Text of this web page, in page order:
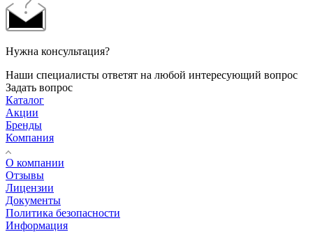
Нужна консультация?
Наши специалисты ответят на любой интересующий вопрос
Задать вопрос
Каталог
Акции
Бренды
Компания
О компании
Отзывы
Лицензии
Документы
Политика безопасности
Информация